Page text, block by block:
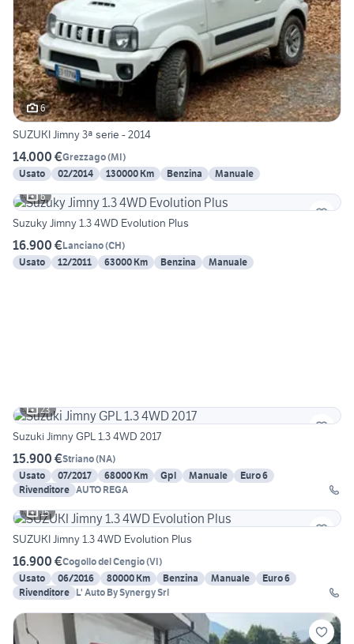
6
SUZUKI Jimny 3ª serie - 2014
14.000 €Grezzago(MI)
Usato
02/2014 130000 Km Benzina
Manuale
6
Suzuky Jimny 1.3 4WD Evolution Plus
16.900 €Lanciano(CH)
Usato
12/2011 63000 Km Benzina Manuale
23
Suzuki Jimny GPL 1.3 4WD 2017
15.900 €Striano(NA)
Usato
07/2017 68000 Km Gpl Manuale
Euro 6
Rivenditore AUTO REGA
15
SUZUKI Jimny 1.3 4WD Evolution Plus
16.900 €Cogollo del Cengio(VI)
Usato
06/2016 80000 Km Benzina Manuale
Euro 6
Rivenditore L' Auto By Synergy Srl